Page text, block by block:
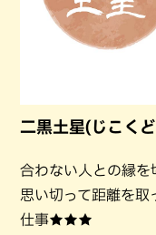
二黒土星(じこく
合わない人との縁を
思い切って距離を取
仕事★★★